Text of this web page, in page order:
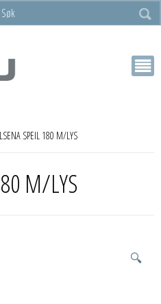
SPEIL 180 M/LYS
M/LYS
🔍